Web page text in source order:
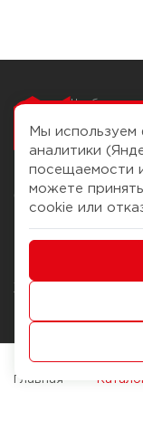
Чтобы вам
О компании
История Компании
Журнал
Наши марки
Брендирование
Мы
аналитики
посещаемости
можете
cookie или
Главная Каталог